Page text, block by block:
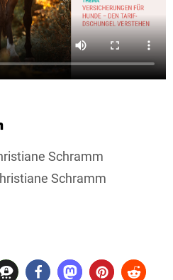
Schramm
Schramm